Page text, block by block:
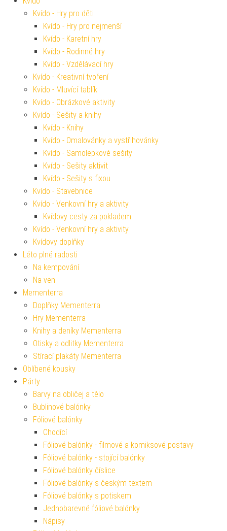
Kvído - Hry pro děti
Kvído - Hry pro nejmenší
Kvído - Karetní hry
Kvído - Rodinné hry
Kvído - Vzdělávací hry
Kvído - Kreativní tvoření
Kvído - Mluvící tablík
Kvído - Obrázkové aktivity
Kvído - Sešity a knihy
Kvído - Knihy
Kvído - Omalovánky a vystřihovánky
Kvído - Samolepkové sešity
Kvído - Sešity aktivit
Kvído - Sešity s fixou
Kvído - Stavebnice
Kvído - Venkovní hry a aktivity
Kvídovy cesty za pokladem
Kvído - Venkovní hry a aktivity
Kvídovy doplňky
Léto plné radosti
Na kempování
Na ven
Mementerra
Doplňky Mementerra
Hry Mementerra
Knihy a deníky Mementerra
Otisky a odlitky Mementerra
Stírací plakáty Mementerra
Oblíbené kousky
Párty
Barvy na obličej a tělo
Bublinové balónky
Fóliové balónky
Chodící
Fóliové balónky - filmové a komiksové postavy
Fóliové balónky - stojící balónky
Fóliové balónky číslice
Fóliové balónky s českým textem
Fóliové balónky s potiskem
Jednobarevné fóliové balónky
Nápisy